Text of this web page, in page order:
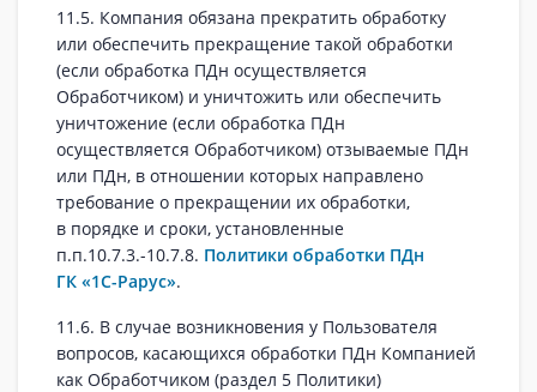
11.5. Компания обязана прекратить обработку
или обеспечить прекращение такой обработки
(если обработка ПДн осуществляется
Обработчиком) и уничтожить или обеспечить
уничтожение (если обработка ПДн
осуществляется Обработчиком) отзываемые ПДн
или ПДн, в отношении которых направлено
требование о прекращении их обработки,
в порядке и сроки, установленные
п.п.10.7.3.-10.7.8. Политики обработки ПДн
ГК «1С-Рарус».
11.6. В случае возникновения у Пользователя
вопросов, касающихся обработки ПДн Компанией
как Обработчиком (раздел 5 Политики)